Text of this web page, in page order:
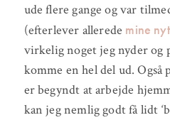
ude flere gange og var
(efterlever allerede mine
virkelig noget jeg nyder og
komme en hel del ud. Også
er begyndt at arbejde
kan jeg nemlig godt få lidt